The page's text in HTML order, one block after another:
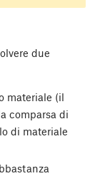
due
materiale (il
comparsa di
di materiale